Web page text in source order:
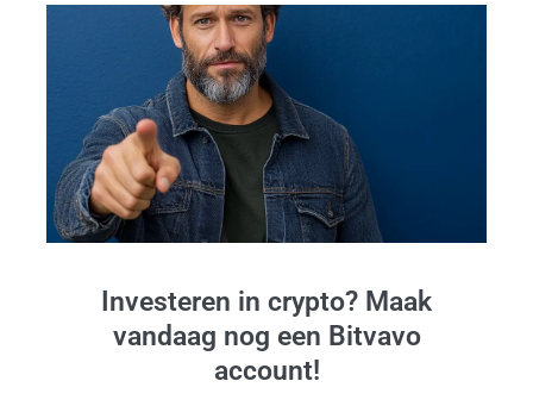
Investeren in crypto? Maak
vandaag nog een Bitvavo
account!